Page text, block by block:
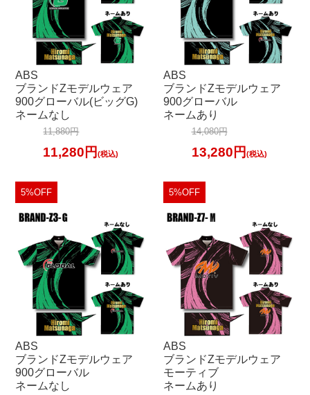
ABS
ブランドZモデルウェア
900グローバル(ビッグG)
ネームなし
11,880円
11,280円(税込)
ABS
ブランドZモデルウェア
900グローバル
ネームあり
14,080円
13,280円 (税込)
5%OFF
ABS
ブランドZモデルウェア
900グローバル
ネームなし
5%OFF
ABS
ブランドZモデルウェア
モーティブ
ネームあり